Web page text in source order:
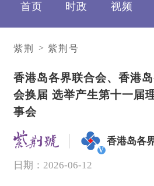
首页 时政 视频
紫荆 > 紫荆号
香港岛各界联合会、香港
会换届 选举产生第十一届
事会
香港岛各
V
日期：2026-06-12